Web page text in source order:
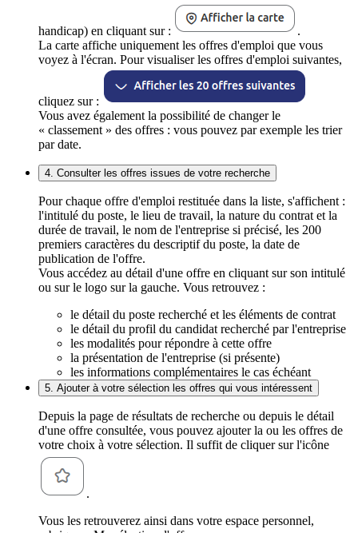
handicap) en cliquant sur :
.
La carte affiche uniquement les offres d'emploi que vous
voyez à l'écran. Pour visualiser les offres d'emploi suivantes,
cliquez sur :
Vous avez également la possibilité de changer le
« classement » des offres : vous pouvez par exemple les trier
par date.
4. Consulter les offres issues de votre recherche
Pour chaque offre d'emploi restituée dans la liste, s'affichent :
l'intitulé du poste, le lieu de travail, la nature du contrat et la
durée de travail, le nom de l'entreprise si précisé, les 200
premiers caractères du descriptif du poste, la date de
publication de l'offre.
Vous accédez au détail d'une offre en cliquant sur son intitulé
ou sur le logo sur la gauche. Vous retrouvez :
le détail du poste recherché et les éléments de contrat
le détail du profil du candidat recherché par l'entreprise
les modalités pour répondre à cette offre
la présentation de l'entreprise (si présente)
les informations complémentaires le cas échéant
5. Ajouter à votre sélection les offres qui vous intéressent
Depuis la page de résultats de recherche ou depuis le détail
d'une offre consultée, vous pouvez ajouter la ou les offres de
votre choix à votre sélection. Il suffit de cliquer sur l'icône
.
Vous les retrouverez ainsi dans votre espace personnel,